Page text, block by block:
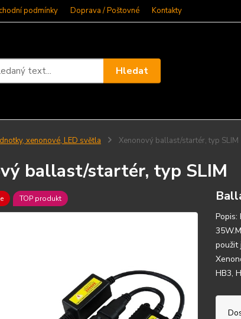
podmínky Doprava / Poštovné Kontakty
Hledat
xenonové, LED světla Xenonový ballast/startér, typ SLIM
ballast/startér, typ SLIM
TOP produkt
použit
HB3,